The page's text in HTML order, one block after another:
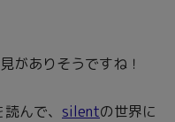
がありそうですね！
読んで、 silentの世界に